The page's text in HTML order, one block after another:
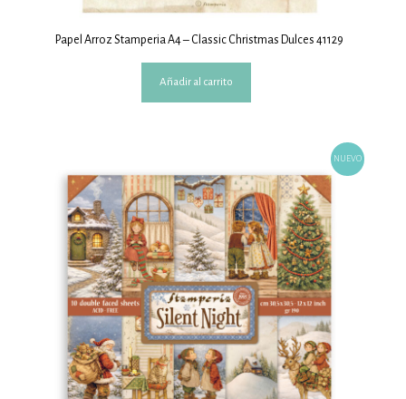
Papel Arroz Stamperia A4 – Classic Christmas Dulces 41129
Añadir al carrito
NUEVO